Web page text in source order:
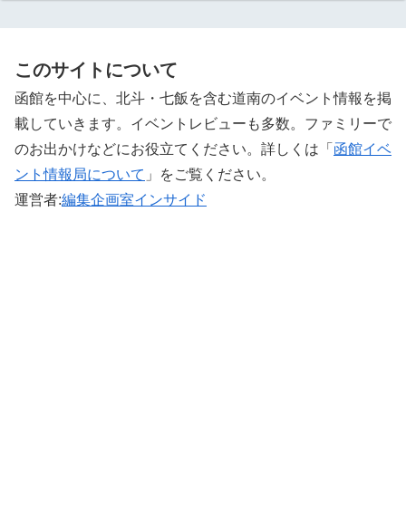
このサイトについて
函館を中心に、北斗・七飯を含む道南のイベント情報を掲
載していきます。イベントレビューも多数。ファミリーで
のお出かけなどにお役立てください。詳しくは「 函館イベ
ント情報局について 」をご覧ください。 ‎
運営者:編集企画室インサイド